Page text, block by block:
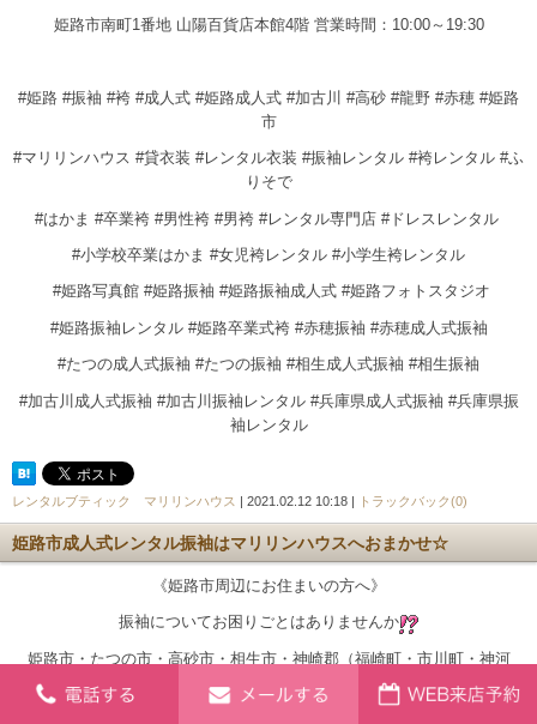
姫路市南町1番地 山陽百貨店本館4階 営業時間：10:00～19:30
#姫路 #振袖 #袴 #成人式 #姫路成人式 #加古川 #高砂 #龍野 #赤穂 #姫路
市
#マリリンハウス #貸衣装 #レンタル衣装 #振袖レンタル #袴レンタル #ふ
りそで
#はかま #卒業袴 #男性袴 #男袴 #レンタル専門店 #ドレスレンタル
#小学校卒業はかま #女児袴レンタル #小学生袴レンタル
#姫路写真館 #姫路振袖 #姫路振袖成人式 #姫路フォトスタジオ
#姫路振袖レンタル #姫路卒業式袴 #赤穂振袖 #赤穂成人式振袖
#たつの成人式振袖 #たつの振袖 #相生成人式振袖 #相生振袖
#加古川成人式振袖 #加古川振袖レンタル #兵庫県成人式振袖 #兵庫県振
袖レンタル
レンタルブティック マリリンハウス | 2021.02.12 10:18 | トラックバック(0)
姫路市成人式レンタル振袖はマリリンハウスへおまかせ☆
《姫路市周辺にお住まいの方へ》
振袖についてお困りごとはありませんか
姫路市・たつの市・高砂市・相生市・神崎郡（福崎町・市川町・神河
町）・揖保郡（太子町）での成人式は